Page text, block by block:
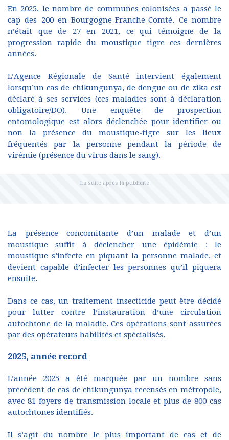
En 2025, le nombre de communes colonisées a passé le
cap des 200 en Bourgogne-Franche-Comté. Ce nombre
n’était que de 27 en 2021, ce qui témoigne de la
progression rapide du moustique tigre ces dernières
années.
L’Agence Régionale de Santé intervient également
lorsqu’un cas de chikungunya, de dengue ou de zika est
déclaré à ses services (ces maladies sont à déclaration
obligatoire/DO). Une enquête de prospection
entomologique est alors déclenchée pour identifier ou
non la présence du moustique-tigre sur les lieux
fréquentés par la personne pendant la période de
virémie (présence du virus dans le sang).
La présence concomitante d’un malade et d’un
moustique suffit à déclencher une épidémie : le
moustique s’infecte en piquant la personne malade, et
devient capable d’infecter les personnes qu’il piquera
ensuite.
Dans ce cas, un traitement insecticide peut être décidé
pour lutter contre l’instauration d’une circulation
autochtone de la maladie. Ces opérations sont assurées
par des opérateurs habilités et spécialisés.
2025, année record
L’année 2025 a été marquée par un nombre sans
précédent de cas de chikungunya recensés en métropole,
avec 81 foyers de transmission locale et plus de 800 cas
autochtones identifiés.
Il s’agit du nombre le plus important de cas et de